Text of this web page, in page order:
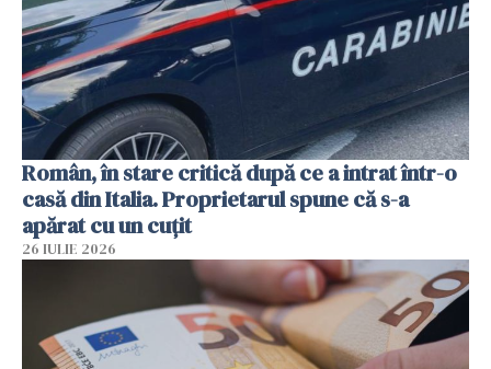
Român, în stare critică după ce a intrat într-o
casă din Italia. Proprietarul spune că s-a
apărat cu un cuțit
26 IULIE 2026